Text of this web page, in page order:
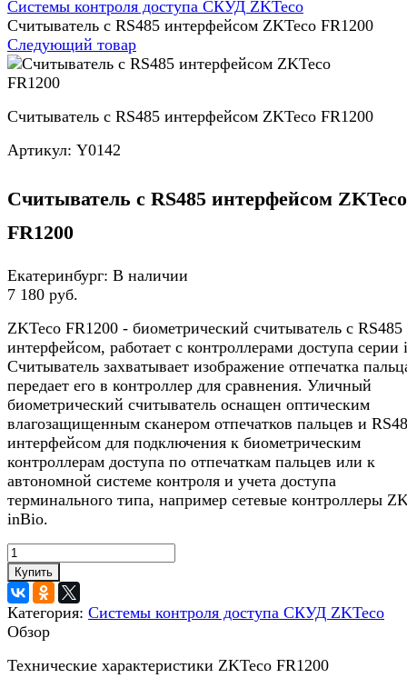
Системы контроля доступа СКУД ZKTeco
Cчитыватель с RS485 интерфейсом ZKTeco FR1200
Следующий товар
Cчитыватель с RS485 интерфейсом ZKTeco FR1200
Артикул: Y0142
Cчитыватель с RS485 интерфейсом ZKTeco
FR1200
Екатеринбург: В наличии
7 180 руб.
ZKTeco FR1200 - биометрический считыватель с RS485
интерфейсом, работает с контроллерами доступа серии
Считыватель захватывает изображение отпечатка
передает его в контроллер для сравнения. Уличный
биометрический считыватель оснащен оптическим
влагозащищенным сканером отпечатков пальцев и
интерфейсом для подключения к биометрическим
контроллерам доступа по отпечаткам пальцев или к
автономной системе контроля и учета доступа
терминального типа, например сетевые контроллеры
inBio.
Купить
Категория: Системы контроля доступа СКУД ZKTeco
Обзор
Технические характеристики ZKTeco FR1200